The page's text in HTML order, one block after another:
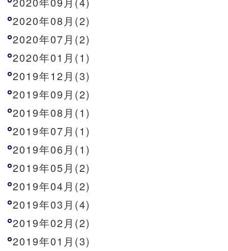
2020年08月(2)
2020年07月(2)
2020年01月(1)
2019年12月(3)
2019年09月(2)
2019年08月(1)
2019年07月(1)
2019年06月(1)
2019年05月(2)
2019年04月(2)
2019年03月(4)
2019年02月(2)
2019年01月(3)